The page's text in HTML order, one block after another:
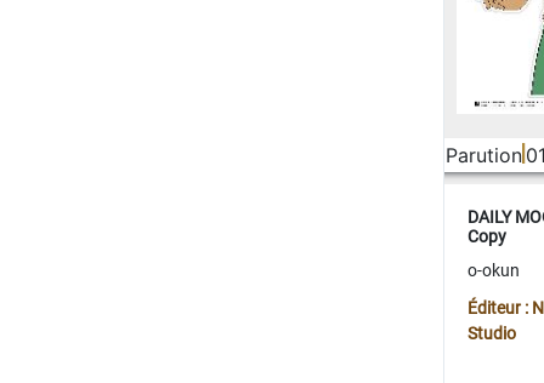
Parution
DAILY
Copy
o-okun
Éditeur :
Studio